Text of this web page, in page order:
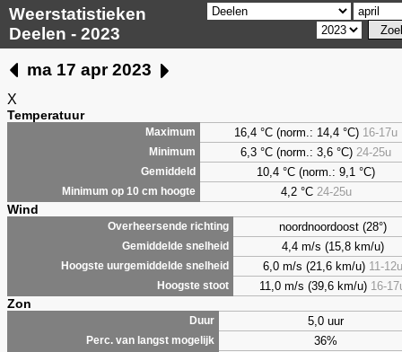
Weerstatistieken
Deelen - 2023
ma 17 apr 2023
X
Temperatuur
Maximum 16,4 °C (norm.: 14,4 °C) 16-17u
Minimum 6,3 °C (norm.: 3,6 °C) 24-25u
Gemiddeld 10,4 °C (norm.: 9,1 °C)
Minimum op 10 cm hoogte 4,2°C 24-25u
Wind
Overheersende richting noordnoordoost (28°)
Gemiddelde snelheid 4,4 m/s (15,8 km/u)
Hoogste uurgemiddelde snelheid 6,0 m/s (21,6 km/u) 11-12u
Hoogste stoot 11,0 m/s (39,6 km/u) 16-
Zon
Duur 5,0 uur
Perc. van langst mogelijk 36%